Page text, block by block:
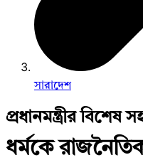
সারাদেশ
প্রধানমন্ত্রীর বিশেষ
ধর্মকে